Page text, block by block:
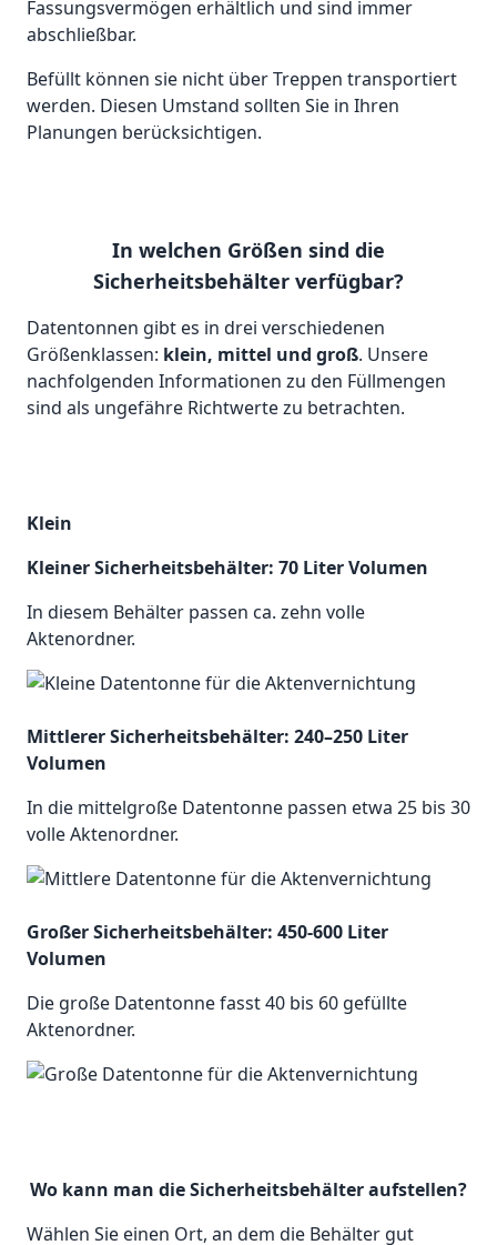
Fassungsvermögen erhältlich und sind immer
abschließbar.
Befüllt können sie nicht über Treppen transportiert
werden. Diesen Umstand sollten Sie in Ihren
Planungen berücksichtigen.
In welchen Größen sind die
Sicherheitsbehälter verfügbar?
Datentonnen gibt es in drei verschiedenen
Größenklassen: klein, mittel und groß. Unsere
nachfolgenden Informationen zu den Füllmengen
sind als ungefähre Richtwerte zu betrachten.
Klein
Kleiner Sicherheitsbehälter: 70 Liter Volumen
In diesem Behälter passen ca. zehn volle
Aktenordner.
Mittlerer Sicherheitsbehälter: 240–250 Liter
Volumen
In die mittelgroße Datentonne passen etwa 25 bis 30
volle Aktenordner.
Großer Sicherheitsbehälter: 450-600 Liter
Volumen
Die große Datentonne fasst 40 bis 60 gefüllte
Aktenordner.
Wo kann man die Sicherheitsbehälter aufstellen?
Wählen Sie einen Ort, an dem die Behälter gut